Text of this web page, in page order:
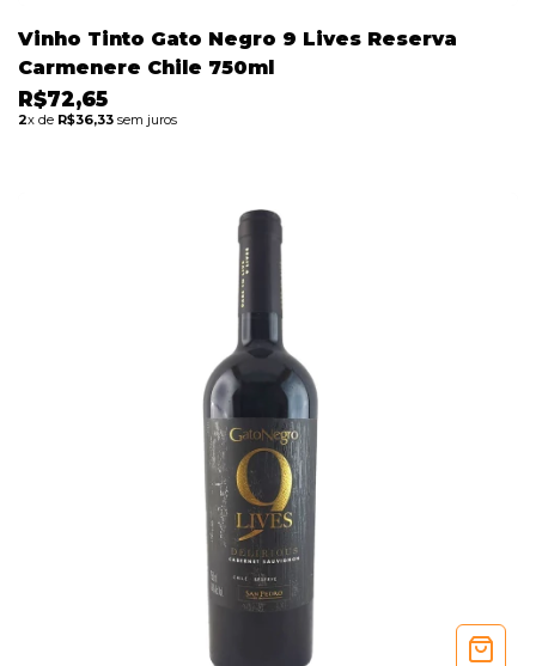
Vinho Tinto Gato Negro 9 Lives Reserva
Carmenere Chile 750ml
R$72,65
2x de R$36,33 sem juros